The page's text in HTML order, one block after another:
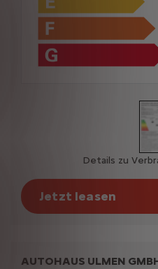
Details zu
Jetzt leasen
AUTOHAUS ULMEN